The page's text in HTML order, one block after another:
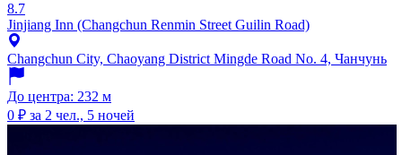
8.7
Jinjiang Inn (Changchun Renmin Street Guilin Road)
Changchun City, Chaoyang District Mingde Road No. 4, Чанчунь
До центра: 232 м
0 ₽ за 2 чел., 5 ночей